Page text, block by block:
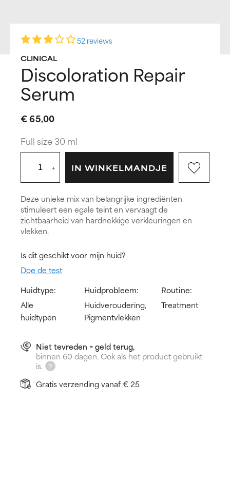
52 reviews
CLINICAL
Discoloration Repair
Serum
€ 65,00
Deze unieke mix van belangrijke ingrediënten
stimuleert een egale teint en vervaagt de
zichtbaarheid van hardnekkige verkleuringen en
vlekken.
Is dit geschikt voor mijn huid?
Doe de test
Huidtype:
Alle
huidtypen
Huidprobleem:
Huidveroudering,
Pigmentvlekken
Routine:
Treatment
Full size 30 ml
+
IN WINKELMANDJE
Niet tevreden = geld terug,
binnen 60 dagen. Ook als het product gebruikt
is.
Gratis verzending vanaf € 25